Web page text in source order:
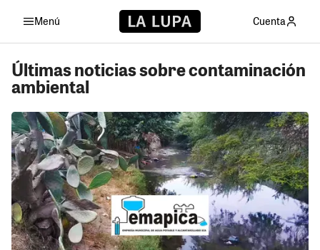
Menú Cuenta
Últimas noticias sobre contaminación
ambiental